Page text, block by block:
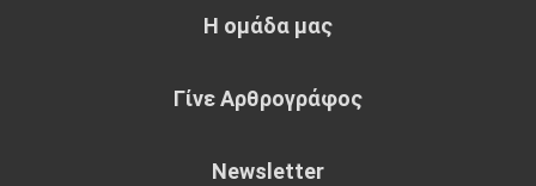
Η ομάδα μας
Γίνε Αρθρογράφος
Newsletter